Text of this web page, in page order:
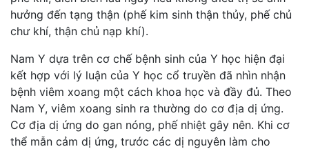
hưởng đến tạng thận (phế kim sinh thận thủy, phế chủ
chư khí, thận chủ nạp khí).
Nam Y dựa trên cơ chế bệnh sinh của Y học hiện đại
kết hợp với lý luận của Y học cổ truyền đã nhìn nhận
bệnh viêm xoang một cách khoa học và đầy đủ. Theo
Nam Y, viêm xoang sinh ra thường do cơ địa dị ứng.
Cơ địa dị ứng do gan nóng, phế nhiệt gây nên. Khi cơ
thể mẫn cảm dị ứng, trước các dị nguyên làm cho